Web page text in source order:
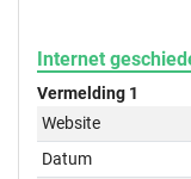
Internet
Vermelding 1
Website
Datum